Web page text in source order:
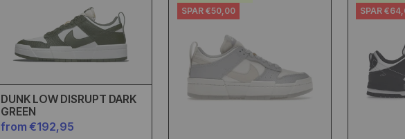
DUNK LOW DISRUPT DARK
GREEN
from €192,95
SPAR €50,00
SPAR